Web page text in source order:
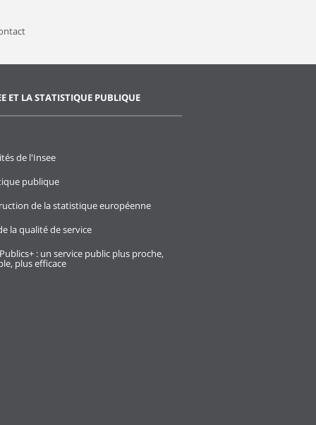
ET LA STATISTIQUE PUBLIQUE
de l'Insee
publique
de la statistique européenne
la qualité de service
: un service public plus proche,
plus efficace